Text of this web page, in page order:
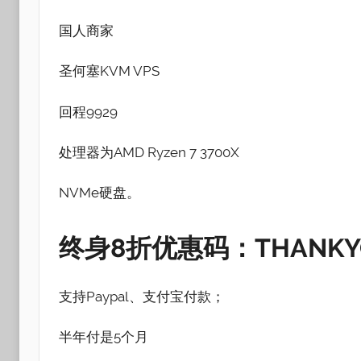
国人商家
圣何塞KVM VPS
回程9929
处理器为AMD Ryzen 7 3700X
NVMe硬盘。
终身8折优惠码：
支持Paypal、支付宝付款；
半年付是5个月